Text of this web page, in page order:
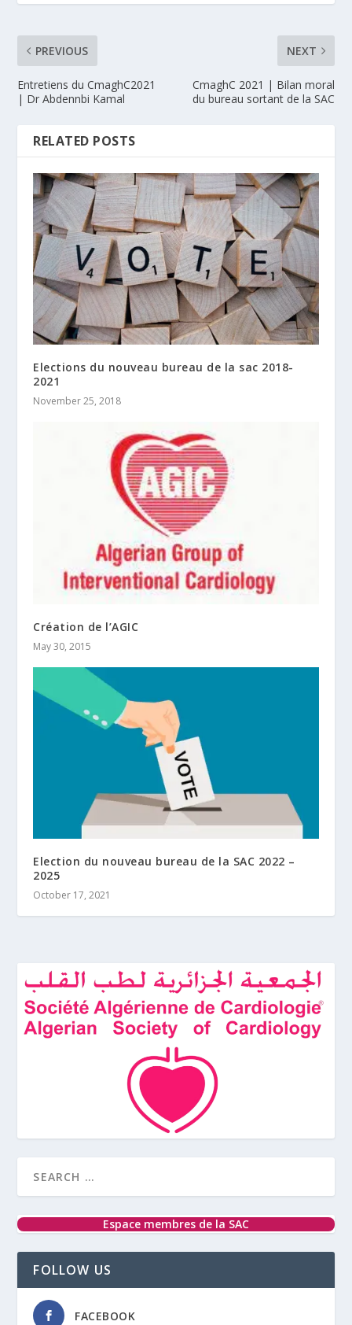
PREVIOUS
Entretiens du CmaghC2021
| Dr Abdennbi Kamal
NEXT
CmaghC 2021 | Bilan moral
du bureau sortant de la SAC
RELATED POSTS
Elections du nouveau bureau de la sac 2018-
2021
November 25, 2018
Création de l’AGIC
May 30, 2015
Election du nouveau bureau de la SAC 2022 –
2025
October 17, 2021
Espace membres de la SAC
FOLLOW US
FACEBOOK